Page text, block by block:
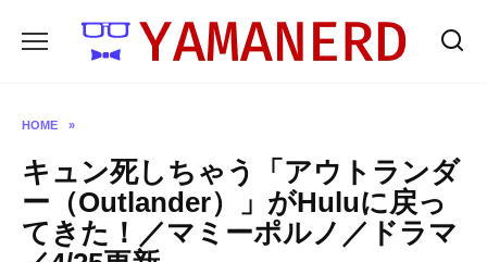
HOME »
キュン死しちゃう「アウトランダ
ー（Outlander）」がHuluに戻っ
てきた！／マミーポルノ／ドラマ